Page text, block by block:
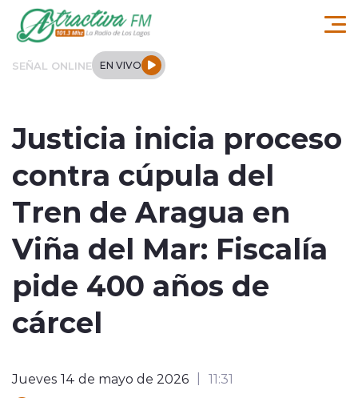
Click acá para ir directamente al contenido
SEÑAL ONLINE EN VIVO
Tendencias
Internacional
Deportes
Quienes Somos
Justicia inicia proceso
contra cúpula del
Tren de Aragua en
Viña del Mar: Fiscalía
pide 400 años de
cárcel
Jueves 14 de mayo de 2026 11:31